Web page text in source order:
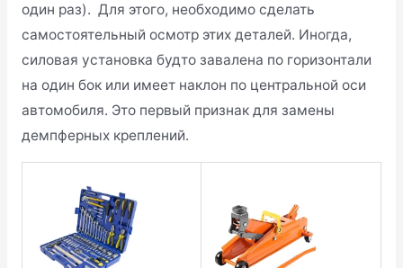
один раз). Для этого, необходимо сделать
самостоятельный осмотр этих деталей. Иногда,
силовая установка будто завалена по горизонтали
на один бок или имеет наклон по центральной оси
автомобиля. Это первый признак для замены
демпферных креплений.